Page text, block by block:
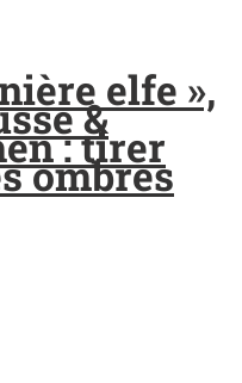
elfe »,
&
: tirer
ombres